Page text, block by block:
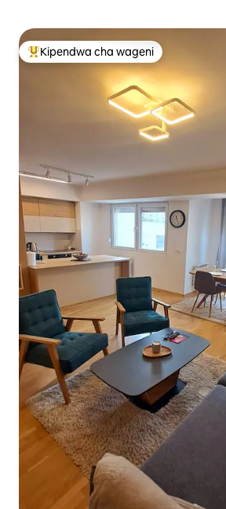
Kipendwa maarufu cha wageni
Kipendwa cha wageni